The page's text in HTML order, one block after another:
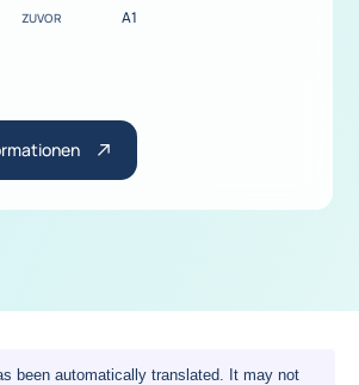
ZUVOR A1
been automatically translated. It may not